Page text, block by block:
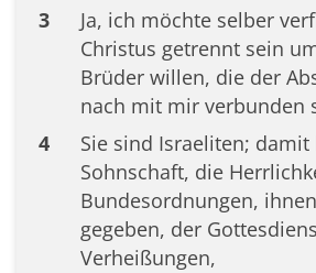
3
Ja, ich möchte selber
Christus getrennt sein
Brüder willen, die der
nach mit mir verbunden
4
Sie sind Israeliten;
Sohnschaft, die
Bundesordnungen,
gegeben, der
Verheißungen,